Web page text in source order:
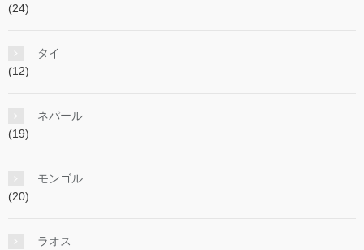
(24)
タイ
(12)
ネパール
(19)
モンゴル
(20)
ラオス